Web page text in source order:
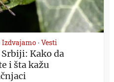
Izdvajamo • Vesti
Kako da
i šta kažu